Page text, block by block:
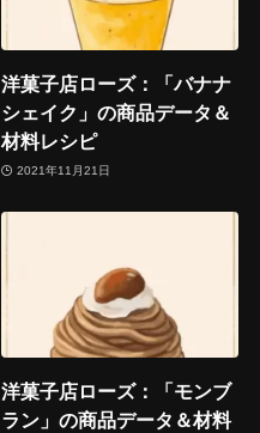
洋菓子店ローズ：「バナナ
シェイク」の商品データ＆
材料レシピ
2021年11月21日
洋菓子店ローズ：「モンブ
ラン」の商品データ＆材料